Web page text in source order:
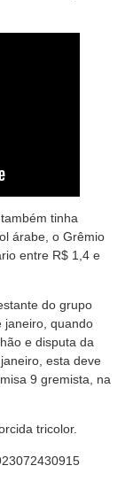
tinha
árabe, o Grêmio
entre R$ 1,4 e
do grupo
janeiro, quando
e disputa da
esta deve
9 gremista, na
tricolor.